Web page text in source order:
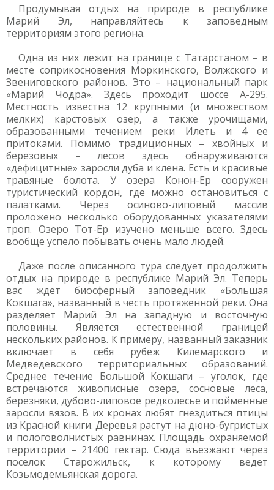
Продумывая отдых на природе в республике
Марий Эл, направляйтесь к заповедным
территориям этого региона.
Одна из них лежит на границе с Татарстаном – в
месте соприкосновения Моркинского, Волжского и
Звениговского районов. Это – национальный парк
«Марий Чодра». Здесь проходит шоссе А-295.
Местность известна 12 крупными (и множеством
мелких) карстовых озер, а также урочищами,
образованными течением реки Илеть и 4 ее
притоками. Помимо традиционных – хвойных и
березовых – лесов здесь обнаруживаются
«дефицитные» заросли дуба и клена. Есть и красивые
травяные болота. У озера Конон-Ер сооружен
туристический кордон, где можно остановиться с
палатками. Через осиново-липовый массив
проложено несколько оборудованных указателями
троп. Озеро Тот-Ер изучено меньше всего. Здесь
вообще успело побывать очень мало людей.
Даже после описанного тура следует продолжить
отдых на природе в республике Марий Эл. Теперь
вас ждет биосферный заповедник «Большая
Кокшага», названный в честь протяженной реки. Она
разделяет Марий Эл на западную и восточную
половины. Является естественной границей
нескольких районов. К примеру, названный заказник
включает в себя рубеж Килемарского и
Медведевского территориальных образований.
Среднее течение Большой Кокшаги – уголок, где
встречаются живописные озера, сосновые леса,
березняки, дубово-липовое редколесье и пойменные
заросли вязов. В их кронах любят гнездиться птицы
из Красной книги. Деревья растут на дюно-бугристых
и пологоволнистых равнинах. Площадь охраняемой
территории – 21400 гектар. Сюда въезжают через
поселок Старожильск, к которому ведет
Козьмодемьянская дорога.